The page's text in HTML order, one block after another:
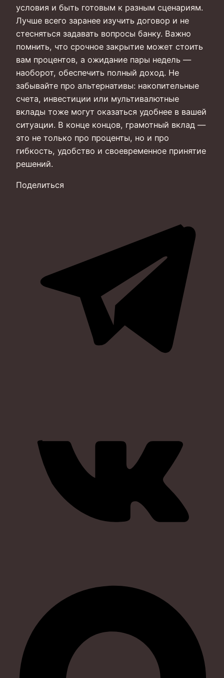
условия и быть готовым к разным сценариям.
Лучше всего заранее изучить договор и не
стесняться задавать вопросы банку. Важно
помнить, что срочное закрытие может стоить
вам процентов, а ожидание пары недель —
наоборот, обеспечить полный доход. Не
забывайте про альтернативы: накопительные
счета, инвестиции или мультивалютные
вклады тоже могут оказаться удобнее в вашей
ситуации. В конце концов, грамотный вклад —
это не только про проценты, но и про
гибкость, удобство и своевременное принятие
решений.
Поделиться